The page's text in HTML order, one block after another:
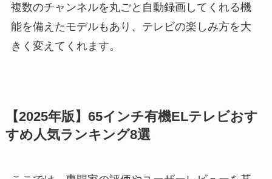
複数のチャンネルを丸ごと自動録画してくれる機
能を備えたモデルもあり、テレビの楽しみ方を大
きく変えてくれます。
【2025年版】65インチ有機ELテレビおす
すめ人気ランキング8選